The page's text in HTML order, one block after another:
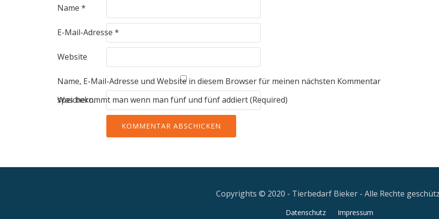
Name *
E-Mail-Adresse *
Website
Name, E-Mail-Adresse und Website in diesem Browser für meinen nächsten Kommentar
speichern.
Was bekommt man wenn man fünf und fünf addiert (Required)
Copyrights © 2020 - Tierbedarf Bieker - Alle Rechte
Datenschutz Impressum